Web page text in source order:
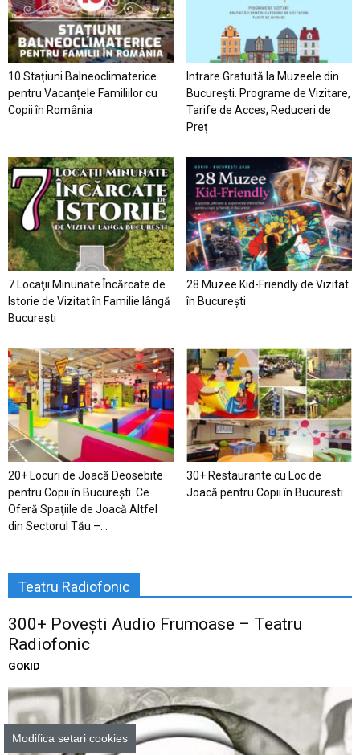
10 Stațiuni Balneoclimaterice
pentru Vacanțele Familiilor cu
Copii în România
Intrare Gratuită la Muzeele din
București. Programe de Vizitare,
Tarife de Acces, Reduceri de
Preț
7 Locaţii Minunate Încărcate de
Istorie de Vizitat în Familie lângă
București
28 Muzee Kid-Friendly de Vizitat
în București
20+ Locuri de Joacă Deosebite
pentru Copii în Bucureşti. Ce
Oferă Spaţiile de Joacă Altfel
din Sectorul Tău –...
30+ Restaurante cu Loc de
Joacă pentru Copii în Bucuresti
Teatru Radiofonic
300+ Povești Audio Frumoase – Teatru
Radiofonic
GOKID
Modifica setari cookies